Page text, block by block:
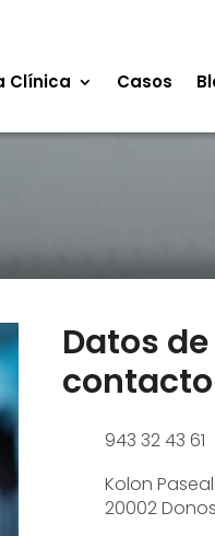
Clínica Casos
Datos de
contacto
943 32 43 61
Kolon
20002